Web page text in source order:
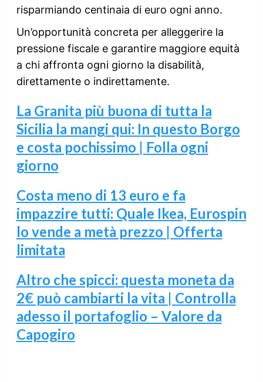
risparmiando centinaia di euro ogni anno.
Un’opportunità concreta per alleggerire la
pressione fiscale e garantire maggiore equità
a chi affronta ogni giorno la disabilità,
direttamente o indirettamente.
La Granita più buona di tutta la
Sicilia la mangi qui: In questo Borgo
e costa pochissimo | Folla ogni
giorno
Costa meno di 13 euro e fa
impazzire tutti: Quale Ikea, Eurospin
lo vende a metà prezzo | Offerta
limitata
Altro che spicci: questa moneta da
2€ può cambiarti la vita | Controlla
adesso il portafoglio – Valore da
Capogiro